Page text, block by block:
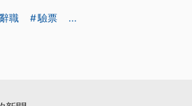
辭職 驗票 ...